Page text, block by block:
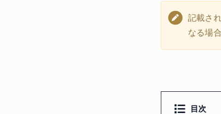
記載さ
なる場
目次